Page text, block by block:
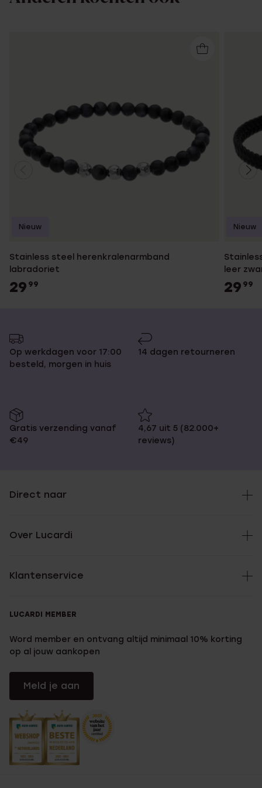
Stainless steel herenkralenarmband
labradoriet
29 99
Nieuw
leer
29 99
Nieuw
Op werkdagen voor 17:00
besteld, morgen in huis
14 dagen retourneren
Gratis verzending vanaf
€49
4,67 uit 5 (82.000+
reviews)
Direct naar
Over Lucardi
Klantenservice
LUCARDI MEMBER
Word member en ontvang altijd minimaal 10% korting
op al jouw aankopen
Meld je aan